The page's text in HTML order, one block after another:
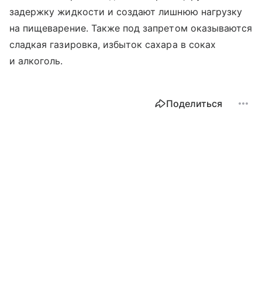
задержку жидкости и создают лишнюю нагрузку
на пищеварение. Также под запретом оказываются
сладкая газировка, избыток сахара в соках
и алкоголь.
Поделиться